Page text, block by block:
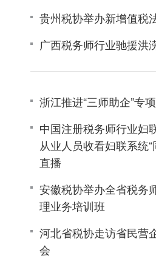
贵州税协举办新增值税
广西税务师行业驰援洪
浙江推进“三师助企”专
中国注册税务师行业妇
从业人员收看妇联系统
直播
安徽税协举办全省税务
理业务培训班
河北省税协走访省民营
会